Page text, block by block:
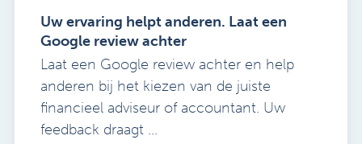
Uw ervaring helpt anderen. Laat een
Google review achter
Laat een Google review achter en help
anderen bij het kiezen van de juiste
financieel adviseur of accountant. Uw
feedback draagt ...